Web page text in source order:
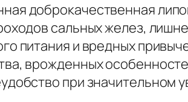
доброкачественная
сальных желез,
питания и вредных
врожденных
при значительном